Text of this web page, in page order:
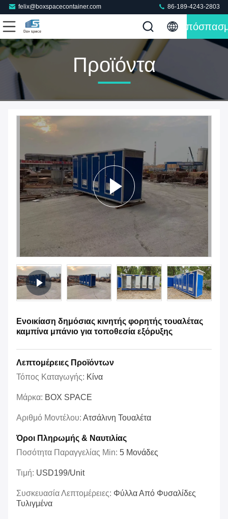
felix@boxspacecontainer.com 86-189-4243-2803
Προϊόντα
Ενοικίαση δημόσιας κινητής φορητής τουαλέτας
καμπίνα μπάνιο για τοποθεσία εξόρυξης
Λεπτομέρειες Προϊόντων
Τόπος Καταγωγής: Κίνα
Μάρκα: BOX SPACE
Αριθμό Μοντέλου: Ατσάλινη Τουαλέτα
Όροι Πληρωμής & Ναυτιλίας
Ποσότητα Παραγγελίας Min: 5 Μονάδες
Τιμή: USD199/unit
Συσκευασία Λεπτομέρειες: Φύλλα Από Φυσαλίδες
Τυλιγμένα